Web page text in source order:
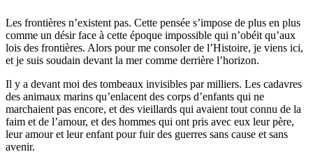
Les frontières n’existent pas. Cette pensée s’impose de plus en plus
comme un désir face à cette époque impossible qui n’obéit qu’aux
lois des frontières. Alors pour me consoler de l’Histoire, je viens ici,
et je suis soudain devant la mer comme derrière l’horizon.
Il y a devant moi des tombeaux invisibles par milliers. Les cadavres
des animaux marins qu’enlacent des corps d’enfants qui ne
marchaient pas encore, et des vieillards qui avaient tout connu de la
faim et de l’amour, et des hommes qui ont pris avec eux leur père,
leur amour et leur enfant pour fuir des guerres sans cause et sans
avenir.